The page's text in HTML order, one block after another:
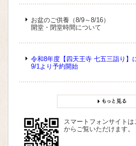
お盆のご供養（8/9～8/16）
開堂・閉堂時間について
令和8年度【四天王寺 七五三詣り】
9/1より予約開始
スマートフォンサイト
からご覧いただけます。